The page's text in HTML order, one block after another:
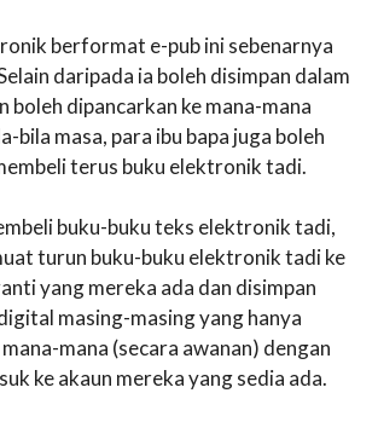
berformat e-pub ini sebenarnya
daripada ia boleh disimpan dalam
boleh dipancarkan ke mana-mana
bila masa, para ibu bapa juga boleh
terus buku elektronik tadi.
buku-buku teks elektronik tadi,
turun buku-buku elektronik tadi ke
yang mereka ada dan disimpan
masing-masing yang hanya
mana (secara awanan) dengan
ke akaun mereka yang sedia ada.